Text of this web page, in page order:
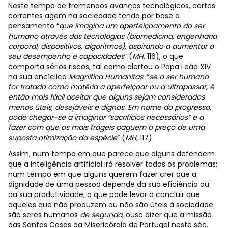
Neste tempo de tremendos avanços tecnológicos, certas
correntes agem na sociedade tendo por base o
pensamento “que imagina um aperfeiçoamento do ser
humano através das tecnologias (biomedicina, engenharia
corporal, dispositivos, algoritmos), aspirando a aumentar o
seu desempenho e capacidades” (MH, 116), o que
comporta sérios riscos, tal como alertou o Papa Leão XIV
na sua encíclica Magnifica Humanitas: “se o ser humano
for tratado como matéria a aperfeiçoar ou a ultrapassar, é
então mais fácil aceitar que alguns sejam considerados
menos úteis, desejáveis e dignos. Em nome do progresso,
pode chegar-se a imaginar “sacrifícios necessários” e a
fazer com que os mais frágeis paguem o preço de uma
suposta otimização da espécie” (MH, 117).
Assim, num tempo em que parece que alguns defendem
que a inteligência artificial irá resolver todos os problemas;
num tempo em que alguns querem fazer crer que a
dignidade de uma pessoa depende da sua eficiência ou
da sua produtividade, o que pode levar a concluir que
aqueles que não produzem ou não são úteis à sociedade
são seres humanos de segunda, ouso dizer que a missão
das Santas Casas da Misericórdia de Portugal neste séc.